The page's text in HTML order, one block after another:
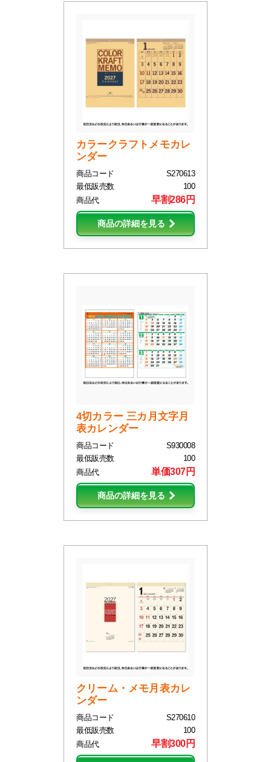
カラークラフトメモカレ
ンダー
商品コード
S270613
最低販売数
100
商品代
早割286円
商品の詳細を見る
4切カラー 三カ月文字月
表カレンダー
商品コード
S930008
最低販売数
100
商品代
単価307円
商品の詳細を見る
クリーム・メモ月表カレ
ンダー
商品コード
S270610
最低販売数
100
商品代
早割300円